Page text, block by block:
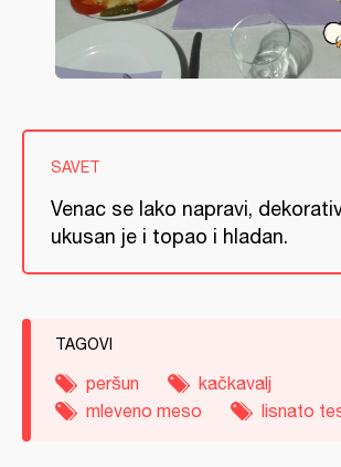
SAVET
Venac se lako napravi,
ukusan je i topao i hladan.
TAGOVI
peršun
kačkavalj
mleveno meso
lisnato